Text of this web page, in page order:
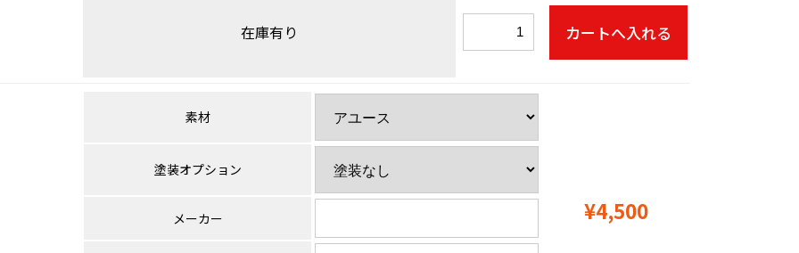
在庫有り
素材
塗装オプション
メーカー ¥4,500